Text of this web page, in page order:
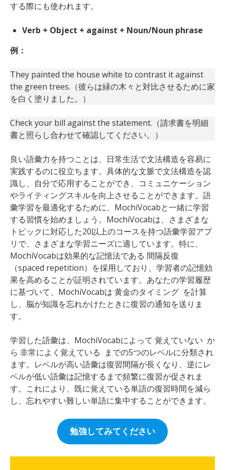
する際にも使われます。
Verb + Object + against + Noun/Noun phrase
例：
They painted the house white to contrast it against
the green trees.（彼らは緑の木々と対比させるために家
を白く塗りました。）
Check your bill against the statement.（請求書を明細
書と照らし合わせて確認してください。）
良い語彙力を持つことは、日常生活で文法構造を容易に
実践するのに役立ちます。具体的な文脈で文法構造を認
識し、自分で応用することができ、コミュニケーション
やライティングスキルを向上させることができます。語
彙学習を最適化するために、MochiVocabと一緒に学習
する習慣を始めましょう。MochiVocabは、さまざまな
トピックに対応した20以上のコースを持つ語彙学習アプ
リで、さまざまな学習ニーズに適しています。特に、
MochiVocabは効果的な記憶法である 間隔反復
（spaced repetition）を採用しており、学習者の記憶効
果を高めることが証明されています。あなたの学習履歴
に基づいて、MochiVocabは 黄金のタイミング を計算
し、脳が知識を忘れかけたときに復習の通知を送りま
す。
学習した語彙は、MochiVocabによって 覚えていない か
ら 非常によく覚えている までの5つのレベルに分類され
ます。レベルが高い語彙は復習間隔が長くなり、逆にレ
ベルが低い語彙は記憶するまで頻繁に復習が促されま
す。これにより、既に覚えている単語の復習時間を減ら
し、忘れやすい難しい単語に集中することができます。
勉強してみてください